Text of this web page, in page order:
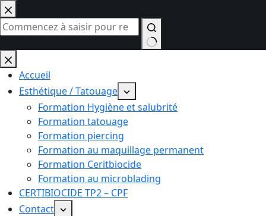
Passer
au
contenu
Aucun
résultatAccueil
Esthétique / Tatouage
Formation Hygiène et salubrité
Formation tatouage
Formation piercing
Formation au maquillage permanent
Formation Ceritbiocide
Formation au microblading
CERTIBIOCIDE TP2 – CPF
Contact